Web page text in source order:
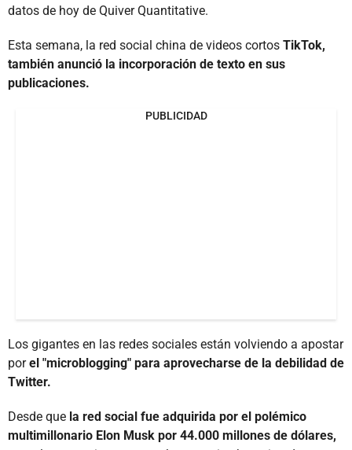
datos de hoy de Quiver Quantitative.
Esta semana, la red social china de videos cortos TikTok,
también anunció la incorporación de texto en sus
publicaciones.
PUBLICIDAD
Los gigantes en las redes sociales están volviendo a apostar
porel "microblogging" para aprovecharse de la debilidad de
Twitter.
Desde que la red social fue adquirida por el polémico
multimillonario Elon Musk por 44.000 millones de dólares,